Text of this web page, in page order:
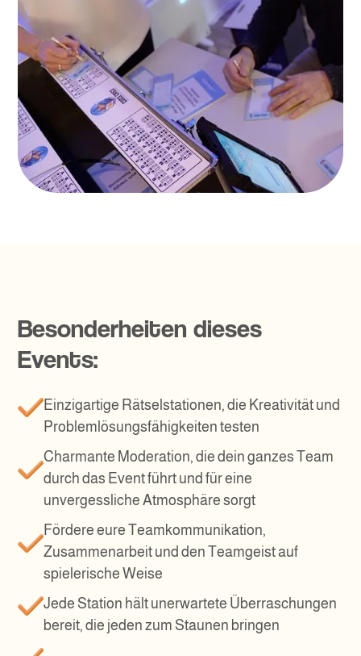
Besonderheiten dieses
Events:
Einzigartige Rätselstationen, die Kreativität und
Problemlösungsfähigkeiten testen
Charmante Moderation, die dein ganzes Team
durch das Event führt und für eine
unvergessliche Atmosphäre sorgt
Fördere eure Teamkommunikation,
Zusammenarbeit und den Teamgeist auf
spielerische Weise
Jede Station hält unerwartete Überraschungen
bereit, die jeden zum Staunen bringen